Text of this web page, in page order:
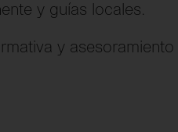
y guías locales.
y asesoramiento